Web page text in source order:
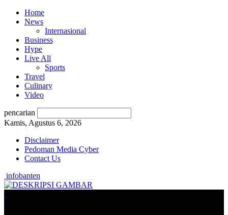
Home
News
Internasional
Business
Hype
Live All
Sports
Travel
Culinary
Video
pencarian
Kamis, Agustus 6, 2026
Disclaimer
Pedoman Media Cyber
Contact Us
infobanten